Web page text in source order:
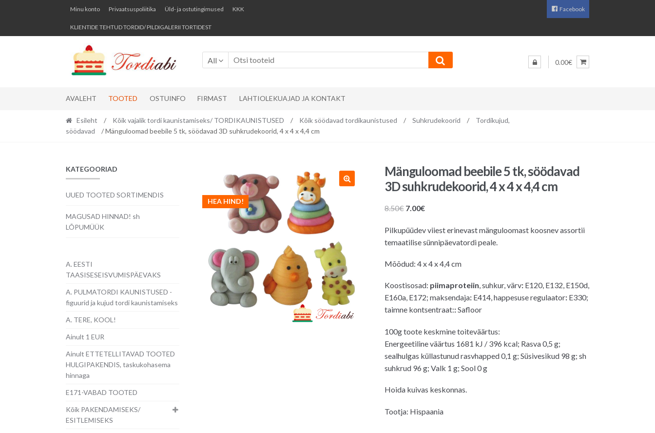
Skip
navigation
Skip
content
Minu konto Privaatsuspoliitika Üld- ja ostutingimused KKK
KLIENTIDE TEHTUD TORDID/ PILDIGALERII TORTIDEST
Facebook
All 0.00€
AVALEHT TOOTED OSTUINFO FIRMAST LAHTIOLEKUAJAD JA KONTAKT
Esileht / Kõik vajalik tordi kaunistamiseks/ TORDIKAUNISTUSED / Kõik söödavad tordikaunistused / Suhkrudekoorid /
Tordikujud,
söödavad
/ Mänguloomad beebile 5 tk, söödavad 3D suhkrudekoorid, 4 x 4 x 4,4 cm
HEA HIND!
Mänguloomad beebile 5 tk, söödavad
3D suhkrudekoorid, 4 x 4 x 4,4 cm
8.50€ Algne
oli:
8.50€.
7.00€Praegune
on:
7.00€.
Pilkupüüdev viiest erinevast mänguloomast koosnev assortii
temaatilise sünnipäevatordi peale.
Mõõdud: 4 x 4 x 4,4 cm
Koostisosad: piimaproteiin, suhkur, värv:E120, E132, E150d,
E160a, E172; maksendaja:E414, happesuse regulaator:E330;
taimne kontsentraat::Safloor
100g toote keskmine toiteväärtus:
Energeetiline väärtus 1681 kJ / 396 kcal; Rasva 0,5 g;
sealhulgas küllastunud rasvhapped 0,1 g; Süsivesikud 98 g; sh
suhkrud 96 g; Valk 1 g; Sool 0 g
Hoida kuivas keskonnas.
Tootja: Hispaania
KATEGOORIAD
UUED TOOTED SORTIMENDIS
MAGUSAD HINNAD! sh
LÕPUMÜÜK
A. EESTI
TAASISESEISVUMISPÄEVAKS
A. PULMATORDI KAUNISTUSED -
figuurid ja kujud tordi kaunistamiseks
A. TERE, KOOL!
Ainult 1 EUR
Ainult ETTETELLITAVAD TOOTED
HULGIPAKENDIS, taskukohasema
hinnaga
E171-VABAD TOOTED
Kõik PAKENDAMISEKS/
ESITLEMISEKS